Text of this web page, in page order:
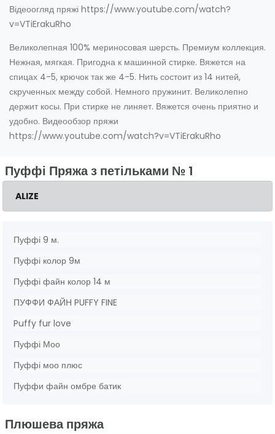
Пуффі Пряжа з петільками № 1
ALIZE
Пуффі 9 м.
Пуффі колор 9м
Пуффі файн колор 14 м
ПУФФИ ФАЙН PUFFY FINE
Puffy fur love
Пуффі Моо
Пуффі моо плюс
Пуффи файн омбре батик
Плюшева пряжа
Відеоогляд пряжі https://www.youtube.com/watch?
v=VTiErakuRho
Великолепная 100% мериносовая шерсть. Премиум коллекция.
Нежная, мягкая. Пригодна к машинной стирке. Вяжется на
спицах 4-5, крючок так же 4-5. Нить состоит из 14 нитей,
скрученных между собой. Немного пружинит. Великолепно
держит косы. При стирке не линяет. Вяжется очень приятно и
удобно. Видеообзор пряжи
https://www.youtube.com/watch?v=VTiErakuRho